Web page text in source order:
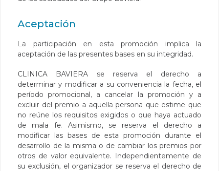
Aceptación
La participación en esta promoción implica la
aceptación de las presentes bases en su integridad.
CLINICA BAVIERA se reserva el derecho a
determinar y modificar a su conveniencia la fecha, el
período promocional, a cancelar la promoción y a
excluir del premio a aquella persona que estime que
no reúne los requisitos exigidos o que haya actuado
de mala fe. Asimismo, se reserva el derecho a
modificar las bases de esta promoción durante el
desarrollo de la misma o de cambiar los premios por
otros de valor equivalente. Independientemente de
su exclusión, el organizador se reserva el derecho de